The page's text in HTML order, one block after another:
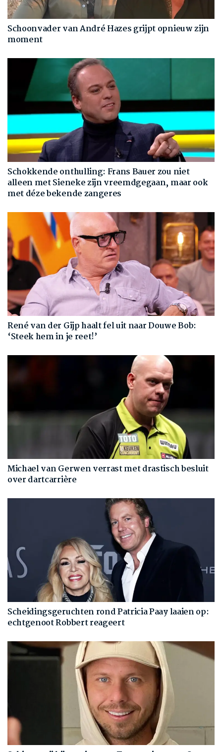
Schoonvader van André Hazes grijpt opnieuw zijn
moment
Schokkende onthulling: Frans Bauer zou niet
alleen met Sieneke zijn vreemdgegaan, maar ook
met déze bekende zangeres
René van der Gijp haalt fel uit naar Douwe Bob:
‘Steek hem in je reet!’
Michael van Gerwen verrast met drastisch besluit
over dartcarrière
Scheidingsgeruchten rond Patricia Paay laaien op:
echtgenoot Robbert reageert